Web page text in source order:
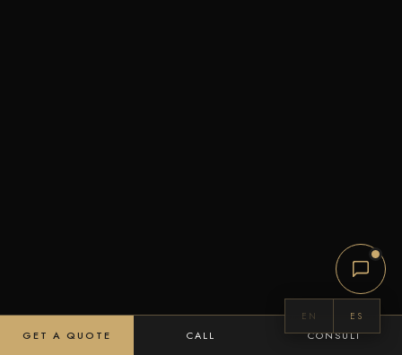
EN ES
GET A QUOTE CALL CONSULT